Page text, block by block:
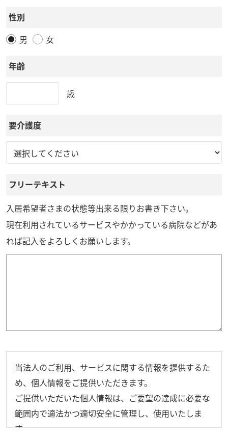
性別
男
女
年齢
歳
要介護度
フリーテキスト
入居希望者さまの状態等出来る限りお書き下さい。
現在利用されているサービスやかかっている病院などがあ
れば記入をよろしくお願いします。
当法人のご利用、サービスに関する情報を提供するた
め、個人情報をご提供いただきます。
ご提供いただいた個人情報は、ご要望の達成に必要な
範囲内で適法かつ適切安全に管理し、使用いたしま
す。